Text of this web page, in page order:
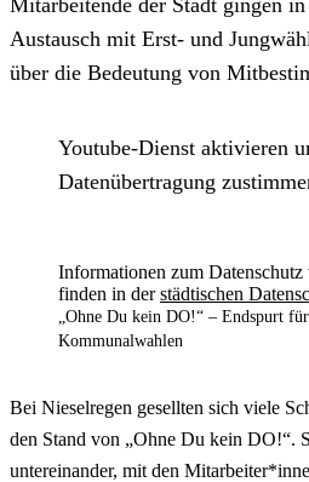
Austausch mit Erst- und
über die Bedeutung von
Youtube-Dienst aktivieren
Datenübertragung
Informationen zum
finden in derstädtischen
„Ohne Du kein DO!“ – Endspurt
Kommunalwahlen
Bei Nieselregen gesellten sich viele
den Stand von „Ohne Du kein DO!“.
untereinander, mit den